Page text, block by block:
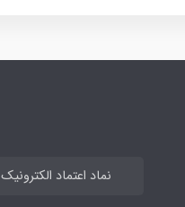
نماد اعتماد الکترونیک